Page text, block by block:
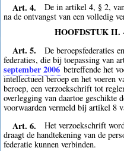
Art. 4.
De in artikel 4, § 2,
na de ontvangst van een volledig
HOOFDSTUK II.
Art. 5.
De beroepsfederaties
federaties, die bij toepassing van
september 2006 betreffende het
intellectueel beroep en het voeren
beroep, een verzoekschrift tot
overlegging van daartoe geschikte
voorwaarden vermeld bij artikel 8
Art. 6.
Het verzoekschrift
draagt de handtekening van de
federatie kunnen verbinden.